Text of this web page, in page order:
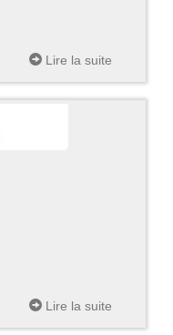
Lire la suite
Lire la suite